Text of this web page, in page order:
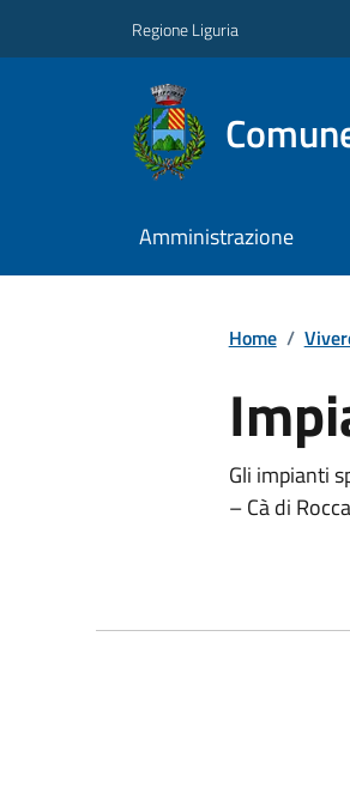
Regione Liguria
Amministrazione
Home /
Gli impianti
– Cà di